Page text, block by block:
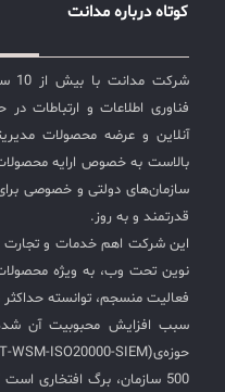
کوتاه درباره مدانت
آنلاین و عرضه محصولات
بالاست به خصوص ارایه
سازمان‌های دولتی و خصوصی
قدرتمند و به روز.
این شرکت اهم خدمات و تجارت
فعالیت منسجم، توانسته
سبب افزایش محبوبیت آن
500 سازمان، برگ افتخاری